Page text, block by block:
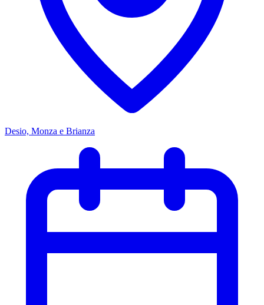
Desio, Monza e Brianza